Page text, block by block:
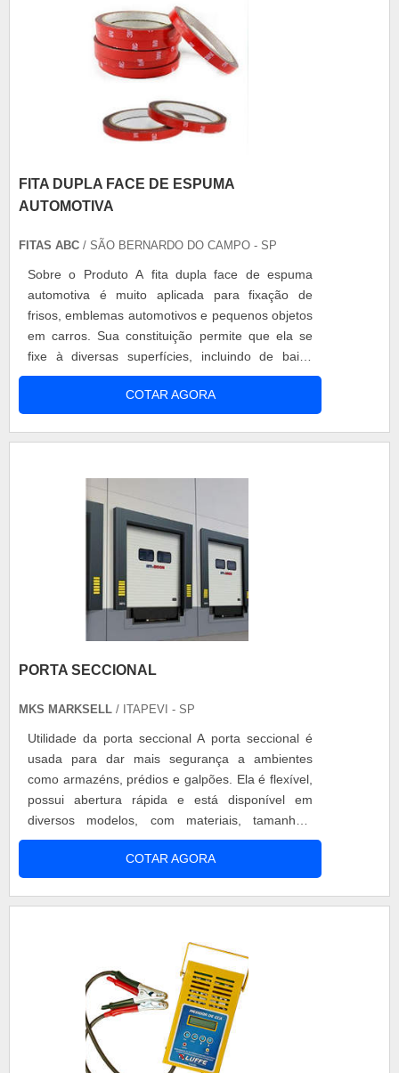
FITA DUPLA FACE DE ESPUMA
AUTOMOTIVA
FITAS ABC / SÃO BERNARDO DO CAMPO - SP
Sobre o Produto A fita dupla face de espuma
automotiva é muito aplicada para fixação de
frisos, emblemas automotivos e pequenos objetos
em carros. Sua constituição permite que ela se
fixe à diversas superfícies, incluindo de baixa
energia superficial (geralmente pintadas), e
sistemas de pintura resistentes a riscos e danos.
Resistente, a fita dupla face de espuma
COTAR AGORA
PORTA SECCIONAL
MKS MARKSELL / ITAPEVI - SP
Utilidade da porta seccional A porta seccional é
usada para dar mais segurança a ambientes
como armazéns, prédios e galpões. Ela é flexível,
possui abertura rápida e está disponível em
diversos modelos, com materiais, tamanhos,
espessuras e formatos diferentes. Além de
contribuir para a preservação do local, a porta
também proporciona um design extremamente
COTAR AGORA